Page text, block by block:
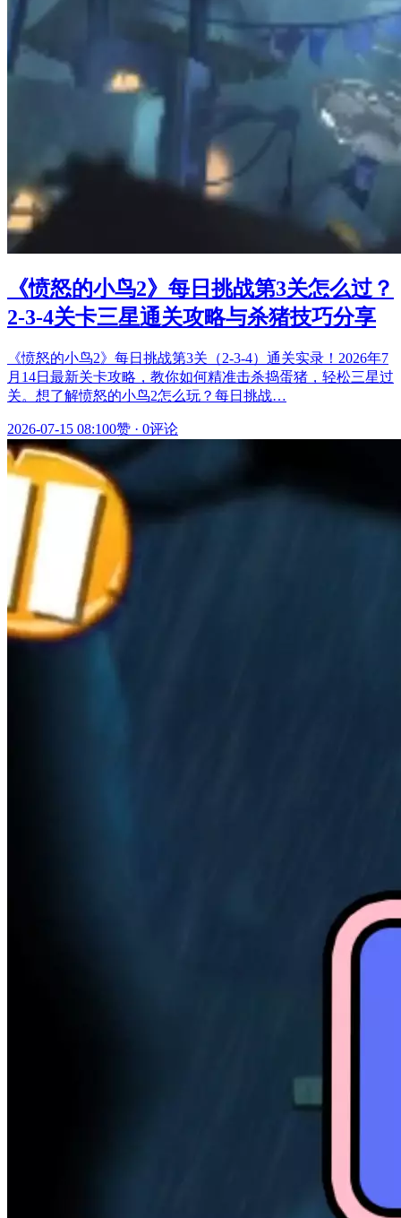
《愤怒的小鸟2》每日挑战第3关怎么过？
2-3-4关卡三星通关攻略与杀猪技巧分享
《愤怒的小鸟2》每日挑战第3关（2-3-4）通关实录！2026年7
月14日最新关卡攻略，教你如何精准击杀捣蛋猪，轻松三星过
关。想了解愤怒的小鸟2怎么玩？每日挑战…
2026-07-15 08:100赞 · 0评论